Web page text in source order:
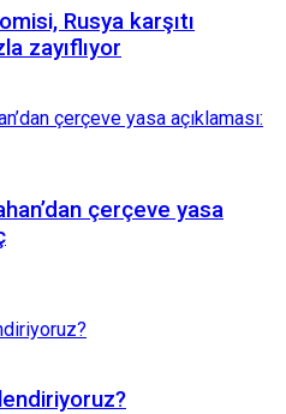
Rusya karşıtı
zayıflıyor
çerçeve yasa